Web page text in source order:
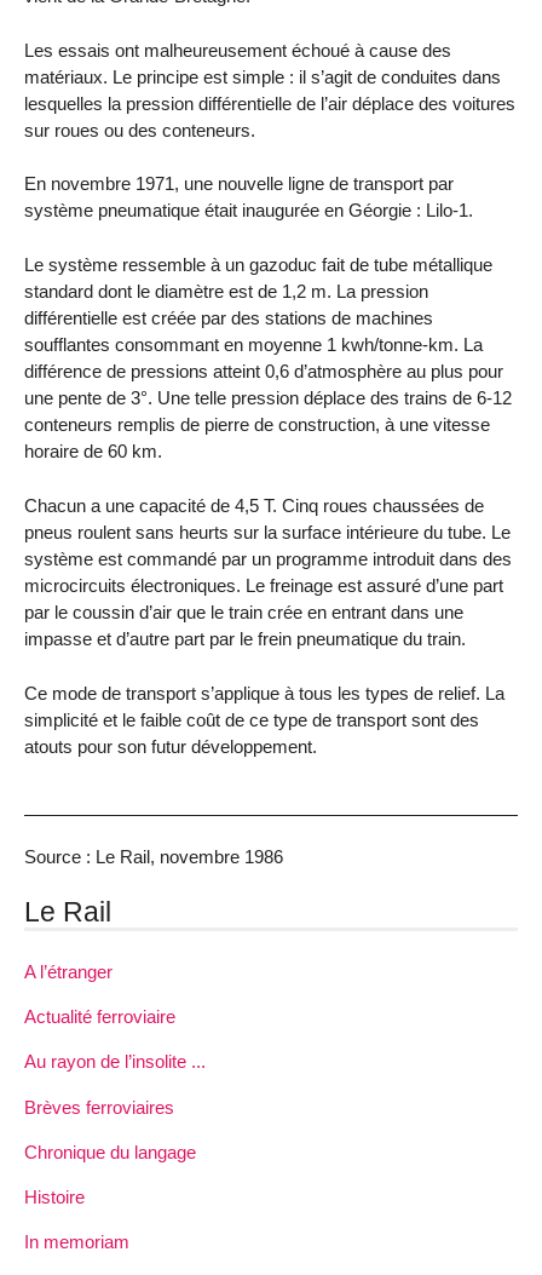
Les essais ont malheureusement échoué à cause des
matériaux. Le principe est simple : il s’agit de conduites dans
lesquelles la pression différentielle de l’air déplace des voitures
sur roues ou des conteneurs.
En novembre 1971, une nouvelle ligne de transport par
système pneumatique était inaugurée en Géorgie : Lilo-1.
Le système ressemble à un gazoduc fait de tube métallique
standard dont le diamètre est de 1,2 m. La pression
différentielle est créée par des stations de machines
soufflantes consommant en moyenne 1 kwh/tonne-km. La
différence de pressions atteint 0,6 d’atmosphère au plus pour
une pente de 3°. Une telle pression déplace des trains de 6-12
conteneurs remplis de pierre de construction, à une vitesse
horaire de 60 km.
Chacun a une capacité de 4,5 T. Cinq roues chaussées de
pneus roulent sans heurts sur la surface intérieure du tube. Le
système est commandé par un programme introduit dans des
microcircuits électroniques. Le freinage est assuré d’une part
par le coussin d’air que le train crée en entrant dans une
impasse et d’autre part par le frein pneumatique du train.
Ce mode de transport s’applique à tous les types de relief. La
simplicité et le faible coût de ce type de transport sont des
atouts pour son futur développement.
Source : Le Rail, novembre 1986
Le Rail
A l’étranger
Actualité ferroviaire
Au rayon de l’insolite ...
Brèves ferroviaires
Chronique du langage
Histoire
In memoriam